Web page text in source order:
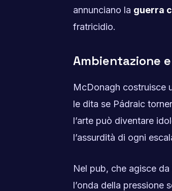
annunciano la guerra
fratricidio.
Ambientazione
McDonagh costruisce
le dita se Pádraic
l’arte può diventare
l’assurdità di ogni
Nel pub, che agisce
l’onda della pressione